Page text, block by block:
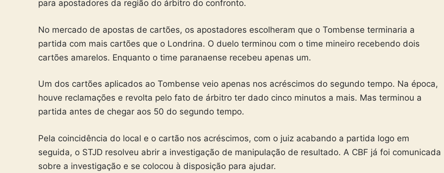
para apostadores da região do árbitro do confronto.
No mercado de apostas de cartões, os apostadores escolheram que o Tombense terminaria a
partida com mais cartões que o Londrina. O duelo terminou com o time mineiro recebendo dois
cartões amarelos. Enquanto o time paranaense recebeu apenas um.
Um dos cartões aplicados ao Tombense veio apenas nos acréscimos do segundo tempo. Na época,
houve reclamações e revolta pelo fato de árbitro ter dado cinco minutos a mais. Mas terminou a
partida antes de chegar aos 50 do segundo tempo.
Pela coincidência do local e o cartão nos acréscimos, com o juiz acabando a partida logo em
seguida, o STJD resolveu abrir a investigação de manipulação de resultado. A CBF já foi comunicada
sobre a investigação e se colocou à disposição para ajudar.